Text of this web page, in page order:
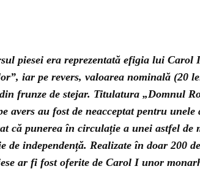
piesei era reprezentată efigia lui
iar pe revers, valoarea nominală (20
frunze de stejar. Titulatura „Domnul
avers au fost de neacceptat pentru
că punerea în circulație a unei astfel
de independență. Realizate în doar 200
ar fi fost oferite de Carol I unor